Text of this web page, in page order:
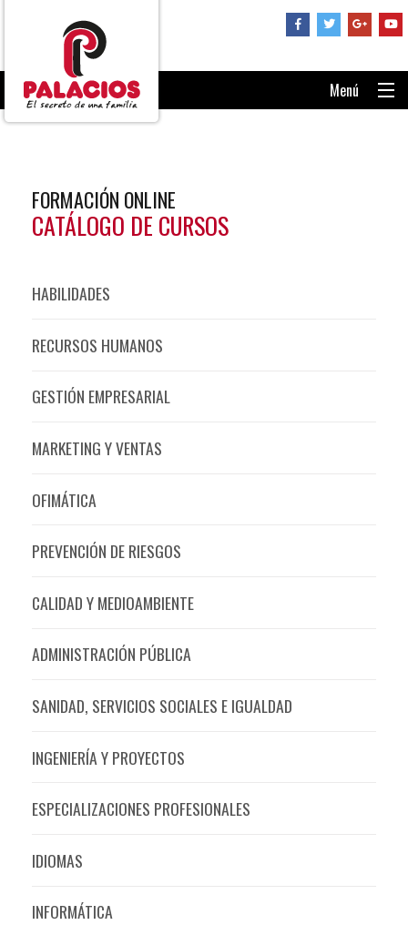
Menú
RECUPERAR CONTRASEÑA
CATÁLOGO DE CURSOS
FORMACIÓN ONLINE
HABILIDADES
RECURSOS HUMANOS
GESTIÓN EMPRESARIAL
MARKETING Y VENTAS
OFIMÁTICA
PREVENCIÓN DE RIESGOS
CALIDAD Y MEDIOAMBIENTE
ADMINISTRACIÓN PÚBLICA
SANIDAD, SERVICIOS SOCIALES E IGUALDAD
INGENIERÍA Y PROYECTOS
ESPECIALIZACIONES PROFESIONALES
IDIOMAS
INFORMÁTICA